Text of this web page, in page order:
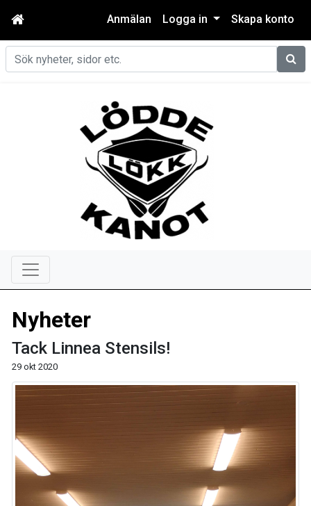
Anmälan Logga in Skapa konto
Sök
Nyheter
Tack Linnea Stensils!
29 okt 2020